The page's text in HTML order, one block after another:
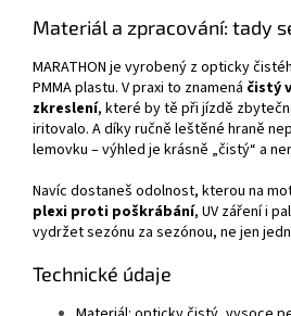
Materiál a zpracování: tady
MARATHON je vyrobený z opticky
PMMA plastu. V praxi to znamená čistý
zkreslení, které by tě při jízdě
iritovalo. A díky ručně leštěné hraně
lemovku – výhled je krásně „čistý“ a
Navíc dostaneš odolnost, kterou na
plexi proti poškrábání, UV záření i
vydržet sezónu za sezónou, ne jen
Technické údaje